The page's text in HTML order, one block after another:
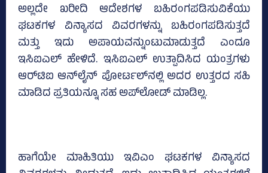
ಅಲ್ಲದೇ ಖರೀದಿ ಆದೇಶಗಳ ಬಹಿರಂಗಪಡಿಸುವಿಕೆಯು
ಘಟಕಗಳ ವಿನ್ಯಾಸದ ವಿವರಗಳನ್ನು ಬಹಿರಂಗಪಡಿಸುತ್ತದೆ
ಮತ್ತು ಇದು ಅಪಾಯವನ್ನುಂಟುಮಾಡುತ್ತದೆ ಎಂದೂ
ಇಸಿಐಎಲ್‌ ಹೇಳಿದೆ. ಇಸಿಐಎಲ್‌ ಉತ್ಪಾದಿಸಿದ ಯಂತ್ರಗಳು
ಆರ್‌ಟಿಐ ಆನ್‌ಲೈನ್ ಪೋರ್ಟಲ್‌ನಲ್ಲಿ ಅದರ ಉತ್ತರದ ಸಹಿ
ಮಾಡಿದ ಪ್ರತಿಯನ್ನೂ ಸಹ ಅಪ್‌ಲೋಡ್ ಮಾಡಿಲ್ಲ.
ಹಾಗೆಯೇ ಮಾಹಿತಿಯು ಇವಿಎಂ ಘಟಕಗಳ ವಿನ್ಯಾಸದ